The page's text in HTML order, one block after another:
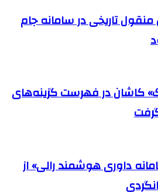
منقول تاریخی در سامانه جام
کاشان در فهرست گزینه‌های
داوری هوشمند رالی» از